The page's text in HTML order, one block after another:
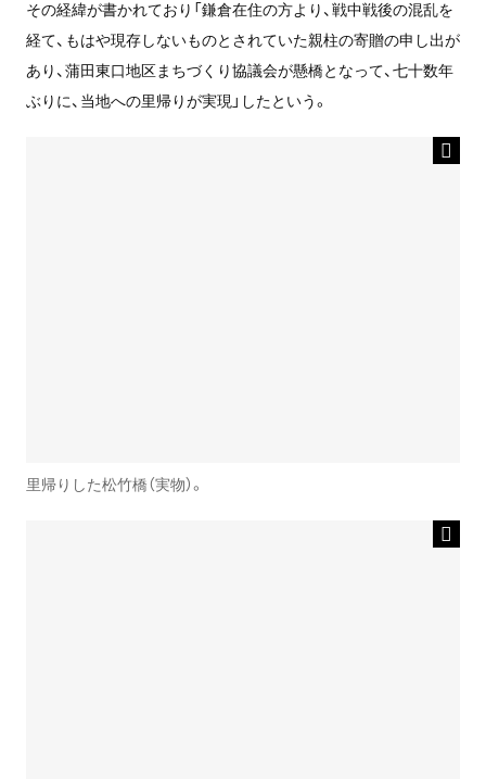
その経緯が書かれており「鎌倉在住の方より、戦中戦後の混乱を
経て、もはや現存しないものとされていた親柱の寄贈の申し出が
あり、蒲田東口地区まちづくり協議会が懸橋となって、七十数年
ぶりに、当地への里帰りが実現」したという。
里帰りした松竹橋（実物）。